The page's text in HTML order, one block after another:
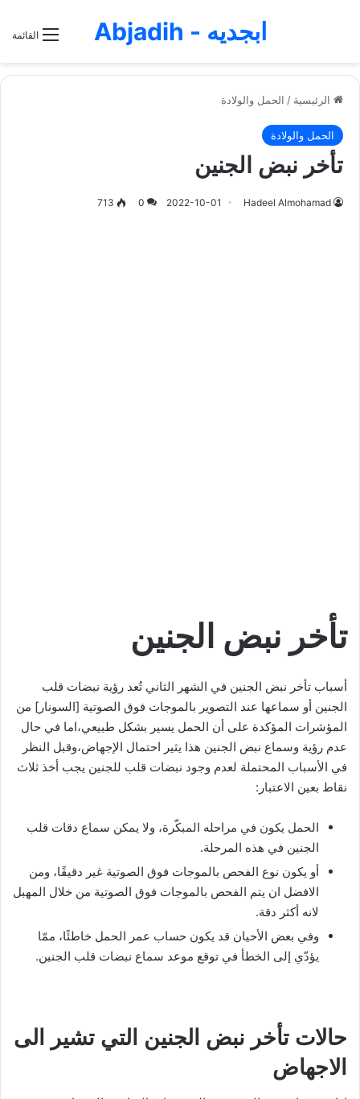
القائمة ابجديه - Abjadih
الرئيسية / الحمل والولادة
الحمل والولادة
تأخر نبض الجنين
Hadeel Almohamad
2022-10-01
0
713
تأخر نبض الجنين
أسباب تأخر نبض الجنين في الشهر الثاني تُعد رؤية نبضات قلب
الجنين أو سماعها عند التصوير بالموجات فوق الصوتية [السونار] من
المؤشرات المؤكدة على أن الحمل يسير بشكل طبيعي،اما في حال
عدم رؤية وسماع نبض الجنين هذا يثير احتمال الإجهاض،وقبل النظر
في الأسباب المحتملة لعدم وجود نبضات قلب للجنين يجب أخذ ثلاث
نقاط بعين الاعتبار:
الحمل يكون في مراحله المبكّرة، ولا يمكن سماع دقات قلب
الجنين في هذه المرحلة.
أو يكون نوع الفحص بالموجات فوق الصوتية غير دقيقًا، ومن
الافضل ان يتم الفحص بالموجات فوق الصوتية من خلال المهبل
لانه أكثر دقة.
وفي بعض الأحيان قد يكون حساب عمر الحمل خاطئًا، ممّا
يؤدّي إلى الخطأ في توقع موعد سماع نبضات قلب الجنين.
حالات تأخر نبض الجنين التي تشير الى
الاجهاض